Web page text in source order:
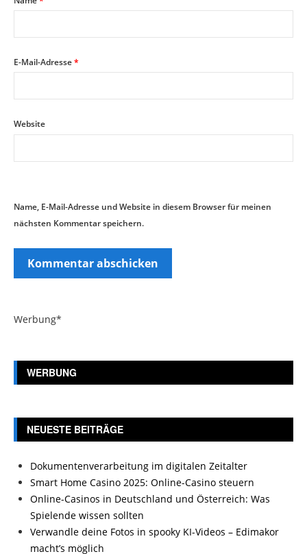
E-Mail-Adresse*
Website
Name, E-Mail-Adresse und Website in diesem Browser für meinen
nächsten Kommentar speichern.
Werbung*
WERBUNG
NEUESTE BEITRÄGE
Dokumentenverarbeitung im digitalen Zeitalter
Smart Home Casino 2025: Online-Casino steuern
Online-Casinos in Deutschland und Österreich: Was
Spielende wissen sollten
Verwandle deine Fotos in spooky KI-Videos – Edimakor
macht’s möglich